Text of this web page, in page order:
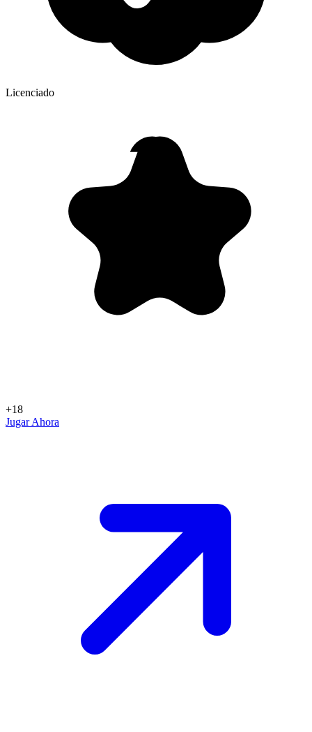
Licenciado
+18
Jugar Ahora